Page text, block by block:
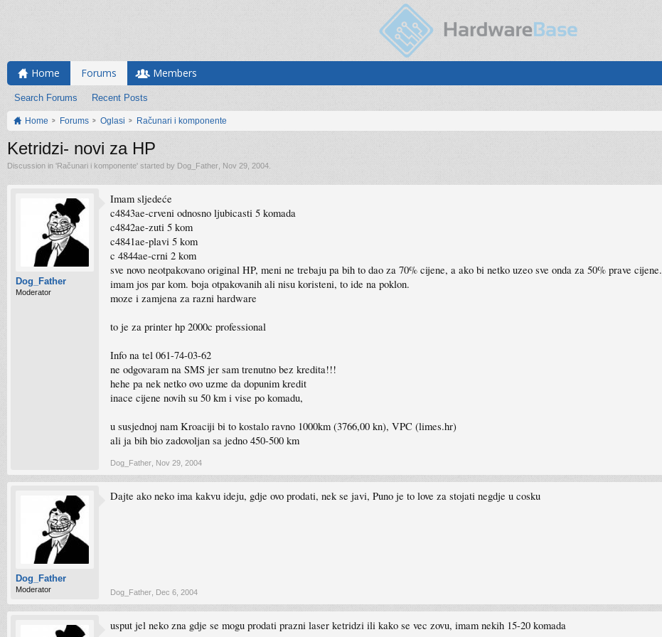
Home Forums
Search Forums Recent Posts
Members
Home Forums Oglasi Računari i komponente
Ketridzi- novi za HP
Discussion in 'Računari i komponente' started by Dog_Father Nov 29, 2004
Dog_Father
Moderator
Imam sljedeće
c4843ae-crveni odnosno ljubicasti 5 komada
c4842ae-zuti 5 kom
c4841ae-plavi 5 kom
c 4844ae-crni 2 kom
sve novo neotpakovano original HP, meni ne trebaju pa bih to dao za 70% cijene, a ako bi netko uzeo sve onda za 50% prave cijene.
imam jos par kom. boja otpakovanih ali nisu koristeni, to ide na poklon.
moze i zamjena za razni hardware
to je za printer hp 2000c professional
Info na tel 061-74-03-62
ne odgovaram na SMS jer sam trenutno bez kredita!!!
hehe pa nek netko ovo uzme da dopunim kredit
inace cijene novih su 50 km i vise po komadu,
u susjednoj nam Kroaciji bi to kostalo ravno 1000km (3766,00 kn), VPC (limes.hr)
ali ja bih bio zadovoljan sa jedno 450-500 km
Dog_Father Nov 29, 2004
Dog_Father
Moderator
Dajte ako neko ima kakvu ideju, gdje ovo prodati, nek se javi, Puno je to love za stojati negdje u cosku
Dog_Father Dec 6, 2004
usput jel neko zna gdje se mogu prodati prazni laser ketridzi ili kako se vec zovu, imam nekih 15-20 komada